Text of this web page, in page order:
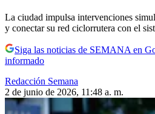
La ciudad impulsa intervenciones
y conectar su red ciclorrutera con el
Siga las noticias de SEMANA en
informado
Redacción Semana
2 de junio de 2026, 11:48 a. m.